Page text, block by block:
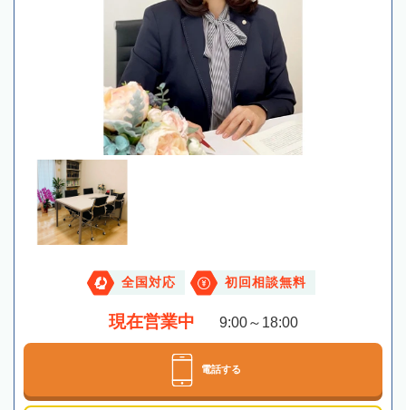
全国対応 初回相談無料
現在営業中 9:00～18:00
電話する